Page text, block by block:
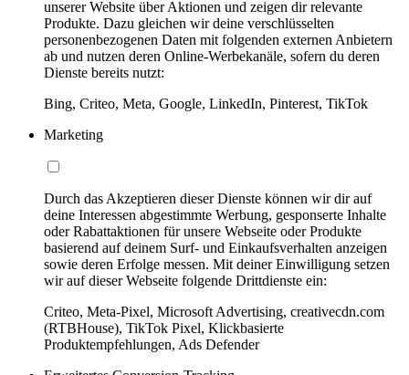
unserer Website über Aktionen und zeigen dir relevante
Produkte. Dazu gleichen wir deine verschlüsselten
personenbezogenen Daten mit folgenden externen Anbietern
ab und nutzen deren Online-Werbekanäle, sofern du deren
Dienste bereits nutzt:
Bing, Criteo, Meta, Google, LinkedIn, Pinterest, TikTok
Marketing
Durch das Akzeptieren dieser Dienste können wir dir auf
deine Interessen abgestimmte Werbung, gesponserte Inhalte
oder Rabattaktionen für unsere Webseite oder Produkte
basierend auf deinem Surf- und Einkaufsverhalten anzeigen
sowie deren Erfolge messen. Mit deiner Einwilligung setzen
wir auf dieser Webseite folgende Drittdienste ein:
Criteo, Meta-Pixel, Microsoft Advertising, creativecdn.com
(RTBHouse), TikTok Pixel, Klickbasierte
Produktempfehlungen, Ads Defender